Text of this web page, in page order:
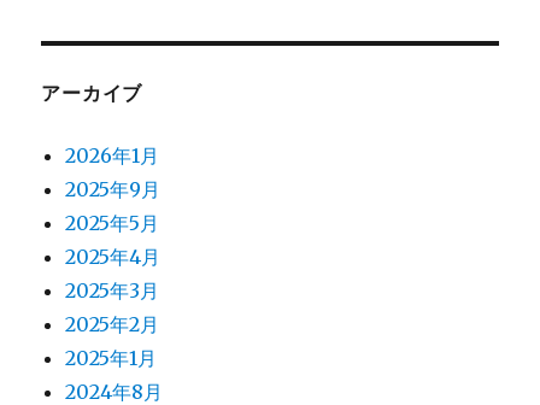
アーカイブ
2026年1月
2025年9月
2025年5月
2025年4月
2025年3月
2025年2月
2025年1月
2024年8月